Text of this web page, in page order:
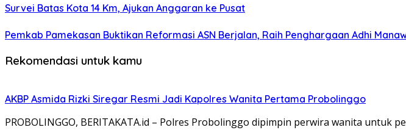
Survei Batas Kota 14 Km, Ajukan Anggaran ke Pusat
Pemkab Pamekasan Buktikan Reformasi ASN Berjalan, Raih Penghargaan Adhi
Rekomendasi untuk kamu
AKBP Asmida Rizki Siregar Resmi Jadi Kapolres Wanita Pertama Probolinggo
PROBOLINGGO, BERITAKATA.id – Polres Probolinggo dipimpin perwira wanita untuk